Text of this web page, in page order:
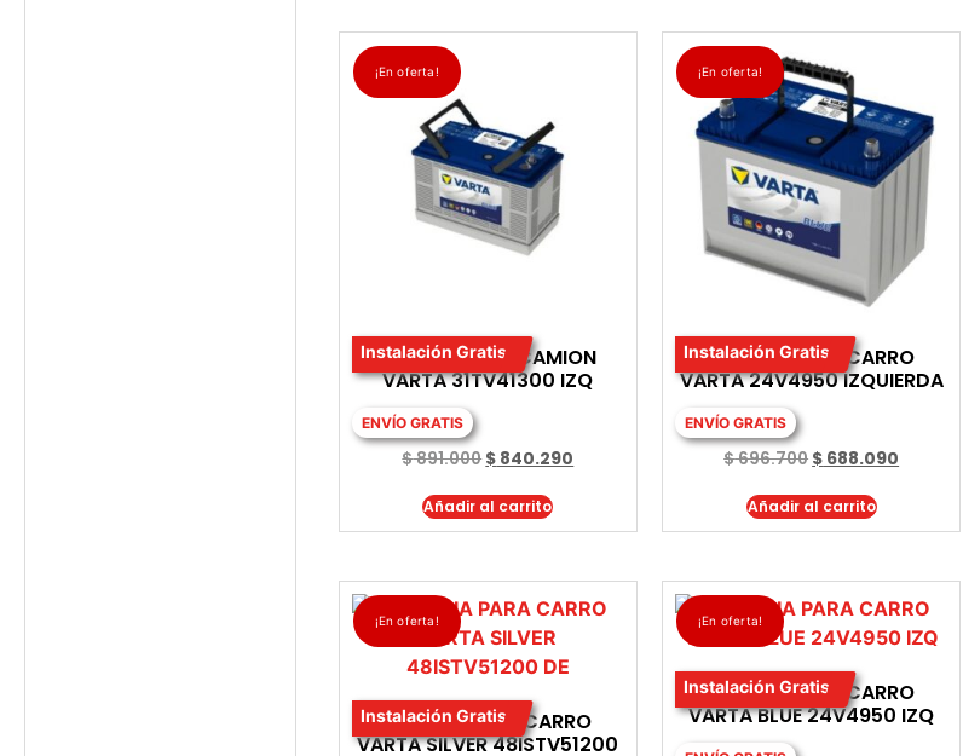
¡En oferta!
Instalación Gratis
BATERIA PARA CAMION
VARTA 31TV41300 IZQ
ENVÍO GRATIS
$891.000$ 840.290
Añadir al carrito
¡En oferta!
Instalación Gratis
BATERIA PARA CARRO
VARTA 24V4950 IZQUIERDA
ENVÍO GRATIS
$696.700 $ 688.090
Añadir al carrito
¡En oferta!
Instalación Gratis
BATERIA PARA CARRO
VARTA SILVER 48ISTV51200
¡En oferta!
Instalación Gratis
BATERIA PARA CARRO
VARTA BLUE 24V4950 IZQ